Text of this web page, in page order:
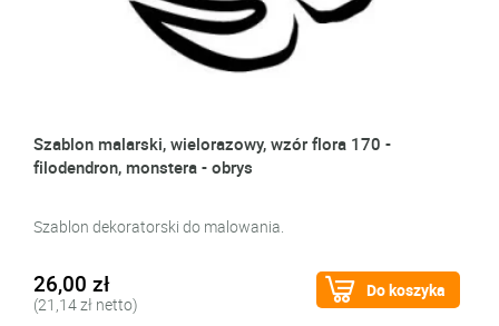
Szablon malarski, wielorazowy, wzór flora 170 -
filodendron, monstera - obrys
Szablon dekoratorski do malowania.
26,00 zł
(21,14 zł netto)
Do koszyka